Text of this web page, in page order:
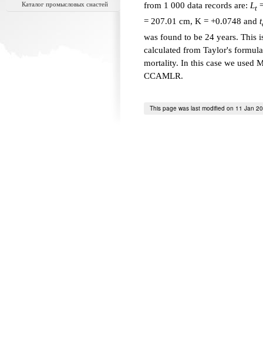
Каталог промысловых снастей
from 1 000 data records are: Lt
= 207.01 cm, K = +0.0748 and t
was found to be 24 years. This
calculated from Taylor's
mortality. In this case we used
CCAMLR.
This page was last modified on 11 Jan